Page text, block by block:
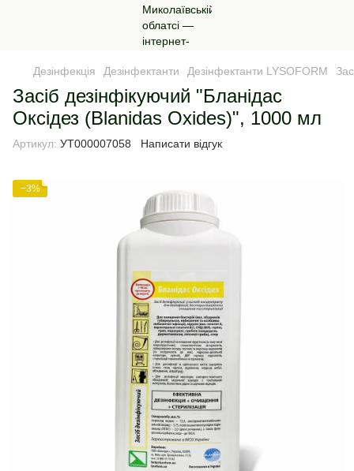
Дезінфекція Дезінфектанти Дезінфектанти LYSOFORM
Засіб дезінфікуючий "Бланідас
Оксідез (Blanidas Oxides)", 1000 мл
Артикул: УТ000007058 Написати відгук
−3%